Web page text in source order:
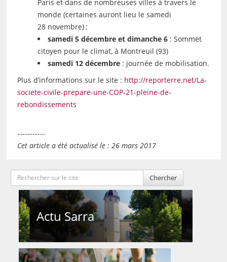
Paris et dans de nombreuses villes à travers le
monde (certaines auront lieu le samedi
28 novembre) ;
samedi 5 décembre et dimanche 6: Sommet
citoyen pour le climat, à Montreuil (93)
samedi 12 décembre: journée de mobilisation.
Plus d’informations sur le site : http://reporterre.net/La-
societe-civile-prepare-une-COP-21-pleine-de-
rebondissements
-----------
Cet article a été actualisé le : 26 mars 2017
Chercher
Actu Sarra